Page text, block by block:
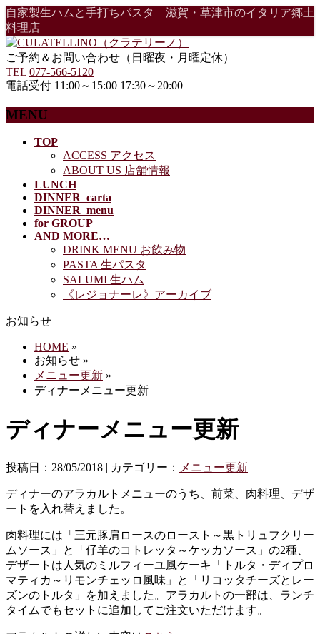
自家製生ハムと手打ちパスタ 滋賀・草津市のイタリア郷土
料理店
ご予約＆お問い合わせ（日曜夜・月曜定休）
TEL 077-566-5120
電話受付 11:00～15:00 17:30～20:00
MENU
TOP
ACCESS アクセス
ABOUT US 店舗情報
LUNCH
DINNER_carta
DINNER_menu
for GROUP
AND MORE…
DRINK MENU お飲み物
PASTA 生パスタ
SALUMI 生ハム
《レジョナーレ》アーカイブ
お知らせ
HOME »
お知らせ »
メニュー更新 »
ディナーメニュー更新
ディナーメニュー更新
投稿日：28/05/2018 | カテゴリー： メニュー更新
ディナーのアラカルトメニューのうち、前菜、肉料理、デザ
ートを入れ替えました。
肉料理には「三元豚肩ロースのロースト～黒トリュフクリー
ムソース」と「仔羊のコトレッタ～ケッカソース」の2種、
デザートは人気のミルフィーユ風ケーキ「トルタ・ディプロ
マティカ～リモンチェッロ風味」と「リコッタチーズとレー
ズンのトルタ」を加えました。アラカルトの一部は、ランチ
タイムでもセットに追加してご注文いただけます。